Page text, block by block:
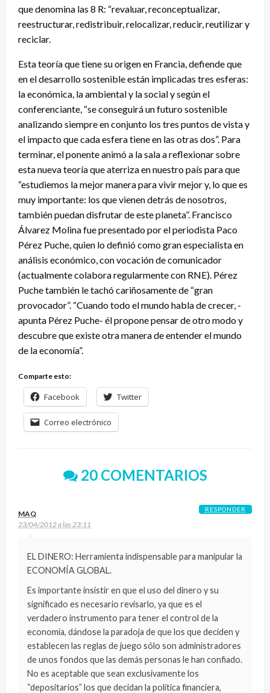
que denomina las 8 R: “revaluar, reconceptualizar,
reestructurar, redistribuir, relocalizar, reducir, reutilizar y
reciclar.
Esta teoría que tiene su origen en Francia, defiende que
en el desarrollo sostenible están implicadas tres esferas:
la económica, la ambiental y la social y según el
conferenciante, “se conseguirá un futuro sostenible
analizando siempre en conjunto los tres puntos de vista y
el impacto que cada esfera tiene en las otras dos”. Para
terminar, el ponente animó a la sala a reflexionar sobre
esta nueva teoría que aterriza en nuestro país para que
“estudiemos la mejor manera para vivir mejor y, lo que es
muy importante: los que vienen detrás de nosotros,
también puedan disfrutar de este planeta”. Francisco
Álvarez Molina fue presentado por el periodista Paco
Pérez Puche, quien lo definió como gran especialista en
análisis económico, con vocación de comunicador
(actualmente colabora regularmente con RNE). Pérez
Puche también le tachó cariñosamente de “gran
provocador”. “Cuando todo el mundo habla de crecer, -
apunta Pérez Puche- él propone pensar de otro modo y
descubre que existe otra manera de entender el mundo
de la economía”.
Comparte esto:
Facebook Twitter
Correo electrónico
20 COMENTARIOS
MAQ
23/04/2012 a las 23:11
EL DINERO: Herramienta indispensable para manipular la
ECONOMÍA GLOBAL.
Es importante insistir en que el uso del dinero y su
significado es necesario revisarlo, ya que es el
verdadero instrumento para tener el control de la
economía, dándose la paradoja de que los que deciden y
establecen las reglas de juego sólo son administradores
de unos fondos que las demás personas le han confiado.
No es aceptable que sean exclusivamente los
“depositarios” los que decidan la política financiera,
RESPONDER